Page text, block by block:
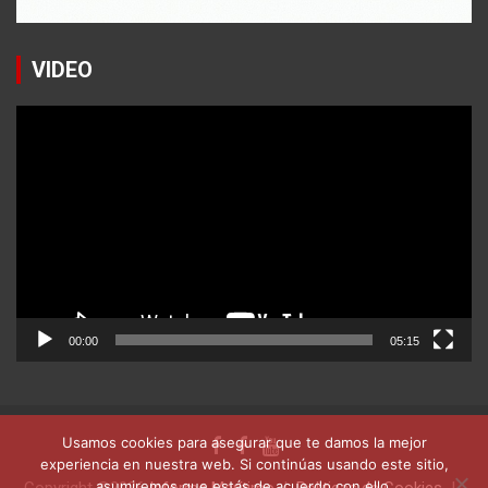
VIDEO
00:00 05:15
Usamos cookies para asegurar que te damos la mejor
experiencia en nuestra web. Si continúas usando este sitio,